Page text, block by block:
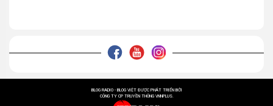
BLOG RADIO - BLOG VIỆT ĐƯỢC PHÁT TRIỂN BỞI
CÔNG TY CP TRUYỀN THÔNG VNNPLUS.